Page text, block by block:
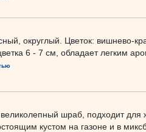
округлый. Цветок: вишнево-
6 - 7 см, обладает легким
шраб, подходит для
кустом на газоне и в